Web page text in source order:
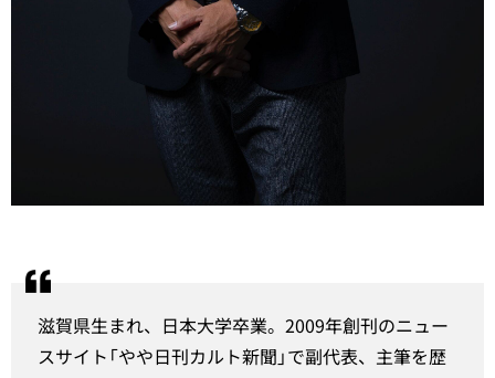
滋賀県生まれ、日本大学卒業。2009年創刊のニュー
スサイト「やや日刊カルト新聞」で副代表、主筆を歴